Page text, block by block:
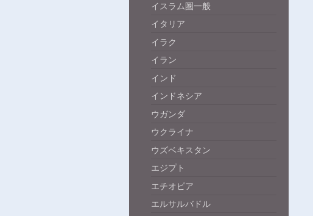
イスラム圏一般
イタリア
イラク
イラン
インド
インドネシア
ウガンダ
ウクライナ
ウズベキスタン
エジプト
エチオピア
エルサルバドル